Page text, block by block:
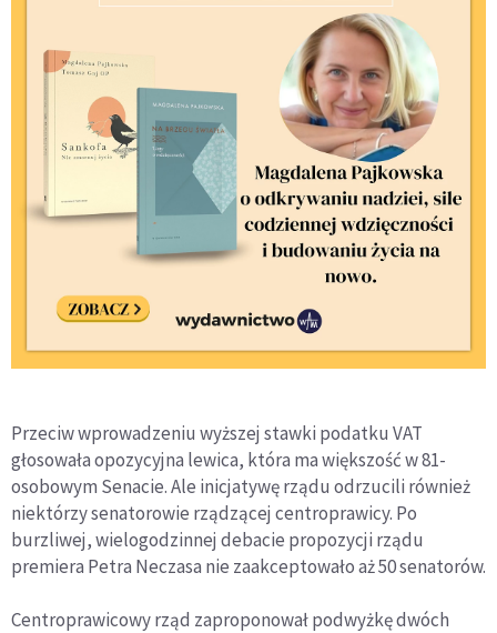
Przeciw wprowadzeniu wyższej stawki podatku VAT
głosowała opozycyjna lewica, która ma większość w 81-
osobowym Senacie. Ale inicjatywę rządu odrzucili również
niektórzy senatorowie rządzącej centroprawicy. Po
burzliwej, wielogodzinnej debacie propozycji rządu
premiera Petra Neczasa nie zaakceptowało aż 50 senatorów.
Centroprawicowy rząd zaproponował podwyżkę dwóch